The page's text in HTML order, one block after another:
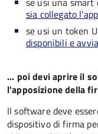
sia collegato
se usi un token
disponibili e
... poi devi aprire il
l'apposizione della
Il software deve
dispositivo di firma